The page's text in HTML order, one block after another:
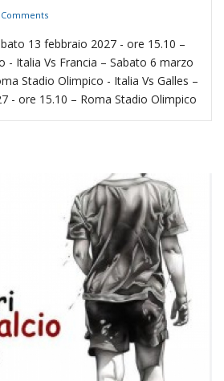
13 febbraio 2027 - ore 15.10 –
- Italia Vs Francia – Sabato 6 marzo
Stadio Olimpico - Italia Vs Galles –
- ore 15.10 – Roma Stadio Olimpico